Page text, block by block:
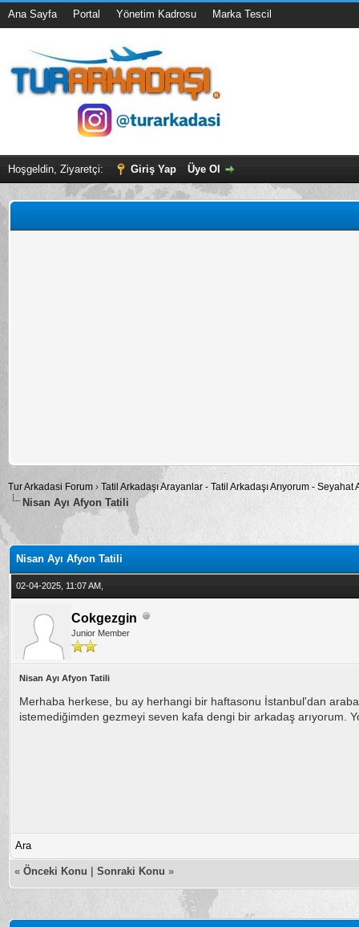
Ana Sayfa Portal Yönetim Kadrosu Marka Tescil
Hoşgeldin, Ziyaretçi: Giriş Yap Üye Ol
Tur Arkadasi Forum › Tatil Arkadaşı Arayanlar - Tatil Arkadaşı Arıyorum -
Nisan Ayı Afyon Tatili
0
Nisan Ayı Afyon Tatili
02-04-2025, 11:07 AM,
Cokgezgin
Junior Member
Nisan Ayı Afyon Tatili
Merhaba herkese, bu ay herhangi bir haftasonu İstanbul'dan
istemediğimden gezmeyi seven kafa dengi bir arkadaş arıyorum.
Ara
« Önceki Konu Sonraki Konu »